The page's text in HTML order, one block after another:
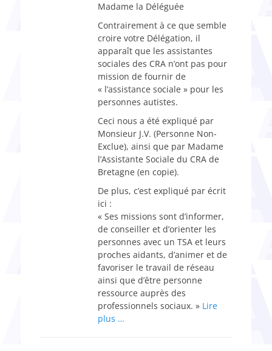
Madame la Déléguée
Contrairement à ce que semble
croire votre Délégation, il
apparaît que les assistantes
sociales des CRA n’ont pas pour
mission de fournir de
« l’assistance sociale » pour les
personnes autistes.
Ceci nous a été expliqué par
Monsieur J.V. (Personne Non-
Exclue), ainsi que par Madame
l’Assistante Sociale du CRA de
Bretagne (en copie).
De plus, c’est expliqué par écrit
ici :
« Ses missions sont d’informer,
de conseiller et d’orienter les
personnes avec un TSA et leurs
proches aidants, d’animer et de
favoriser le travail de réseau
ainsi que d’être personne
ressource auprès des
professionnels sociaux. » Lire
plus …